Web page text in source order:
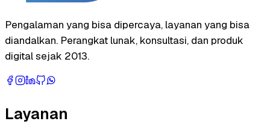
Pengalaman yang bisa dipercaya, layanan yang bisa
diandalkan. Perangkat lunak, konsultasi, dan produk
digital sejak 2013.
Layanan